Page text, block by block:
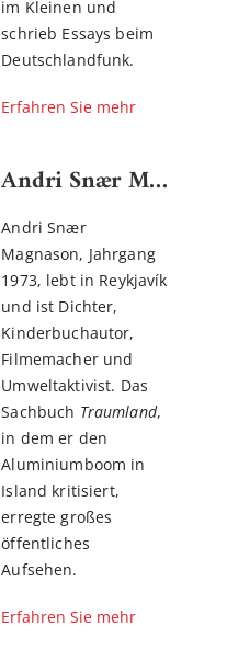
im Kleinen und
schrieb Essays beim
Deutschlandfunk.
Erfahren Sie mehr
Andri Snær Magnason
Andri Snær
Magnason, Jahrgang
1973, lebt in Reykjavík
und ist Dichter,
Kinderbuchautor,
Filmemacher und
Umweltaktivist. Das
Sachbuch Traumland,
in dem er den
Aluminiumboom in
Island kritisiert,
erregte großes
öffentliches
Aufsehen.
Erfahren Sie mehr